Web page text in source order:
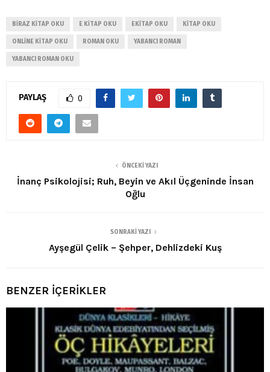
BIRAZ KITAP OKU E KITAP OKU EKITAP OKU KITAP OKU
ONLINE KITAP OKU ROMAN OKU YABANCI ROMAN
YABANCI ROMAN OKU
PAYLAŞ 0
ÖNCEKI YAZI
İnanç Psikolojisi; Ruh, Beyin ve Akıl Üçgeninde İnsan
Oğlu
SONRAKI YAZI
Ayşegül Çelik – Şehper, Dehlizdeki Kuş
BENZER İÇERİKLER